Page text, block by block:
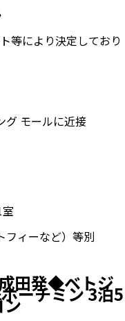
等により決定しており
グ モールに近接
室
フィーなど）等別
田発◆ベトジ
ーチミン 3泊5